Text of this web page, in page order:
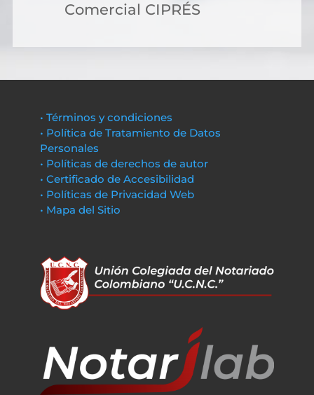
Comercial CIPRÉS
• Términos y condiciones
• Política de Tratamiento de Datos
Personales
• Políticas de derechos de autor
• Certificado de Accesibilidad
• Políticas de Privacidad Web
• Mapa del Sitio